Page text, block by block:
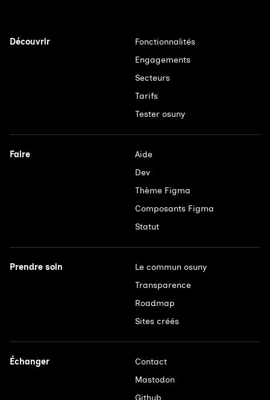
Découvrir
Fonctionnalités
Engagements
Secteurs
Tarifs
Tester osuny
Faire
Aide
Dev
Thème Figma
Composants Figma
Statut
Prendre soin
Le commun osuny
Transparence
Roadmap
Sites créés
Échanger
Contact
Mastodon